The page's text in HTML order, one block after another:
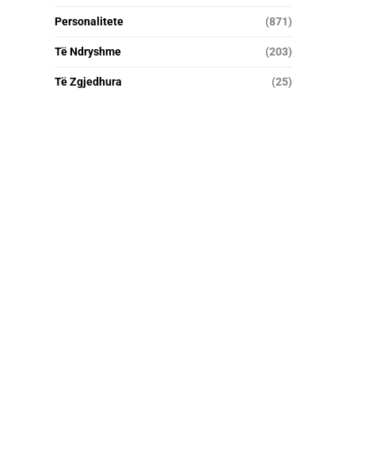
Personalitete (871)
Të Ndryshme (203)
Të Zgjedhura (25)